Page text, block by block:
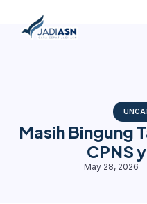
Masih Bingung
CPNS
May 28, 2026